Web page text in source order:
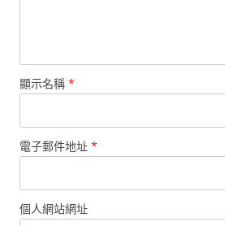
顯示名稱 *
電子郵件地址 *
個人網站網址